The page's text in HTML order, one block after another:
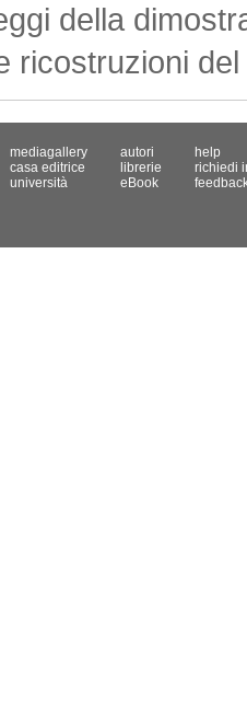
della
ricostruzioni
mediagallery
casa editrice
università
autori
librerie
eBook
help
richiedi